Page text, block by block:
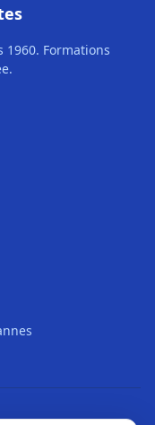
1960. Formations